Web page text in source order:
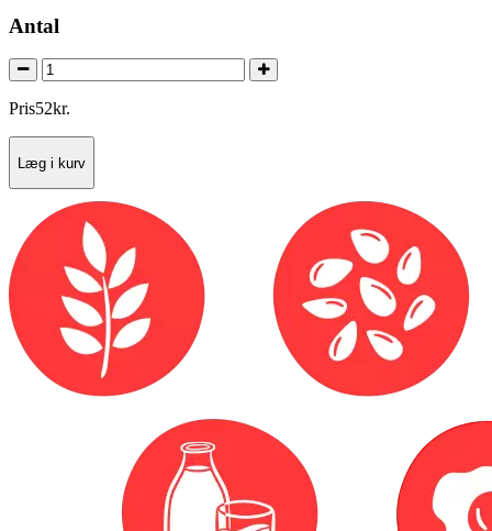
Antal
Pris52kr.
Læg i kurv